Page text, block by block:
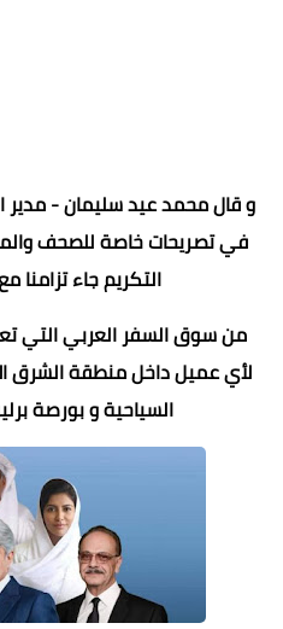
و قال محمد عيد سليمان - مدير
في تصريحات خاصة للصحف
التكريم جاء تزامنا مع
من سوق السفر العربي التي
لأي عميل داخل منطقة الشرق
السياحية و بورصة